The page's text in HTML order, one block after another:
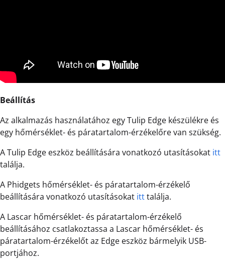
Beállítás
Az alkalmazás használatához egy Tulip Edge készülékre és
egy hőmérséklet- és páratartalom-érzékelőre van szükség.
A Tulip Edge eszköz beállítására vonatkozó utasításokat itt
találja.
A Phidgets hőmérséklet- és páratartalom-érzékelő
beállítására vonatkozó utasításokat itttalálja.
A Lascar hőmérséklet- és páratartalom-érzékelő
beállításához csatlakoztassa a Lascar hőmérséklet- és
páratartalom-érzékelőt az Edge eszköz bármelyik USB-
portjához.